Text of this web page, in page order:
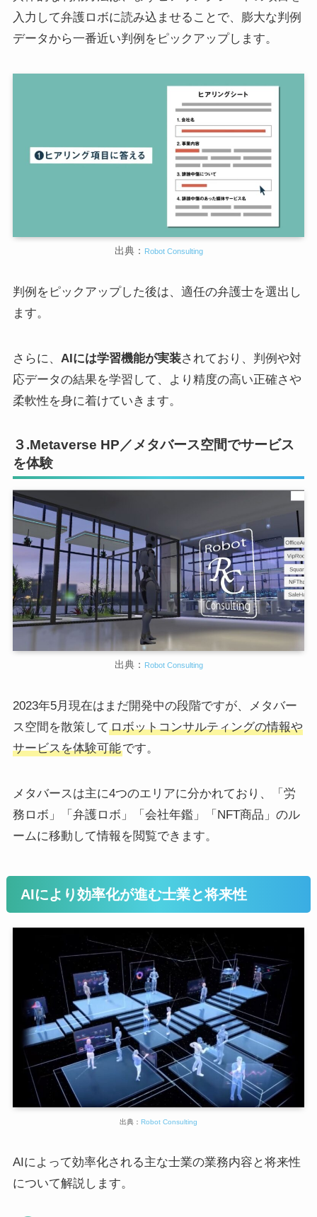
入力して弁護ロボに読み込ませることで、膨大な判例
データから一番近い判例をピックアップします。
出典： Robot Consulting
判例をピックアップした後は、適任の弁護士を選出し
ます。
さらに、 AIには学習機能が実装されており、判例や対
応データの結果を学習して、より精度の高い正確さや
柔軟性を身に着けていきます。
３.Metaverse HP／メタバース空間でサービス
を体験
出典： Robot Consulting
2023年5月現在はまだ開発中の段階ですが、メタバー
ス空間を散策して ロボットコンサルティングの情報や
サービスを体験可能です。
メタバースは主に4つのエリアに分かれており、「労
務ロボ」「弁護ロボ」「会社年鑑」「NFT商品」のル
ームに移動して情報を閲覧できます。
AIにより効率化が進む士業と将来性
出典： Robot Consulting
AIによって効率化される主な士業の業務内容と将来性
について解説します。